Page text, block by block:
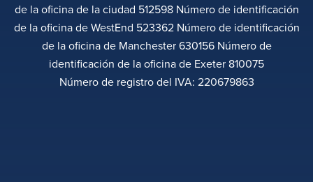
de la oficina de la ciudad 512598 Número de identificación
de la oficina de WestEnd 523362 Número de identificación
de la oficina de Manchester 630156 Número de
identificación de la oficina de Exeter 810075
Número de registro del IVA: 220679863